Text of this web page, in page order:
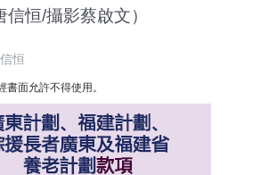
恒/攝影蔡啟文）
恒
面允許不得使用。